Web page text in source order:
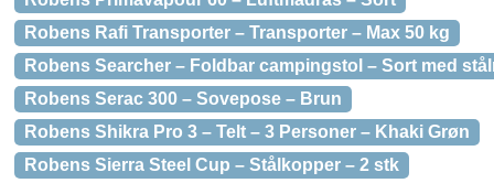
Robens Rafi Transporter – Transporter – Max 50 kg
Robens Searcher – Foldbar campingstol – Sort med
Robens Serac 300 – Sovepose – Brun
Robens Shikra Pro 3 – Telt – 3 Personer – Khaki Grøn
Robens Sierra Steel Cup – Stålkopper – 2 stk